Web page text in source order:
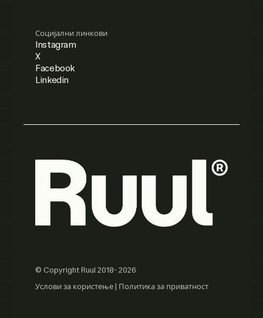
© Copyright Ruul 2018- 2026
Услови за користење| Политика за приватност
Социјални линкови
Instagram
X
Facebook
Linkedin